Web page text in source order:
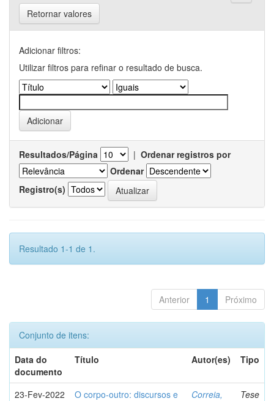
Retornar valores
Adicionar filtros:
Utilizar filtros para refinar o resultado de busca.
Resultados/Página | Ordenar registros por
Ordenar
Registro(s)
Resultado 1-1 de 1.
Anterior 1 Próximo
Conjunto de itens:
Data do
documento
Título Autor(es) Tipo
23-Fev-2022
O corpo-outro: discursos e
Correia,
Tese